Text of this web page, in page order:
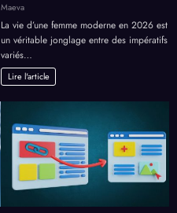
Maeva
La vie d’une femme moderne en 2026 est
un véritable jonglage entre des impératifs
variés…
Lire l'article